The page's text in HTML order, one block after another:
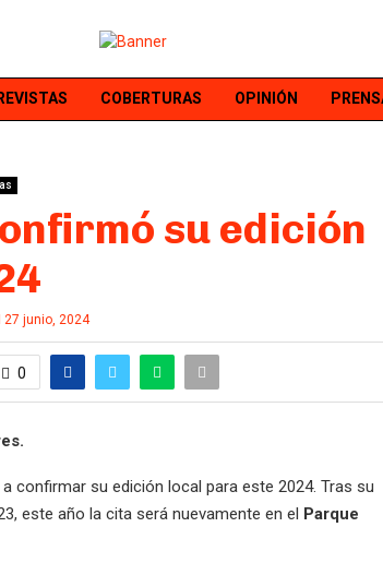
COBERTURAS OPINIÓN
su edición
27 junio, 2024
0
confirmar su edición local para este 2024. Tras su
este año la cita será nuevamente en el Parque